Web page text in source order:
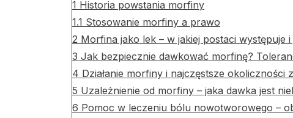
1 Historia powstania morfiny
1.1 Stosowanie morfiny a prawo
2 Morfina jako lek – w jakiej postaci występuje
3 Jak bezpiecznie dawkować morfinę?
4 Działanie morfiny i najczęstsze okoliczności
5 Uzależnienie od morfiny – jaka dawka jest
6 Pomoc w leczeniu bólu nowotworowego –